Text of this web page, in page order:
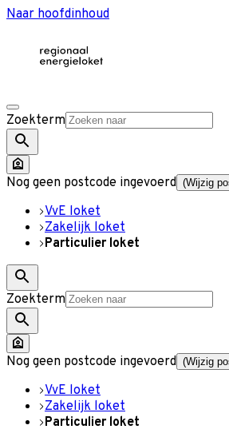
Naar hoofdinhoud
Zoekterm
Nog geen postcode ingevoerd (Wijzig
VvE loket
Zakelijk loket
Particulier loket
Zoekterm
Nog geen postcode ingevoerd (Wijzig
VvE loket
Zakelijk loket
Particulier loket